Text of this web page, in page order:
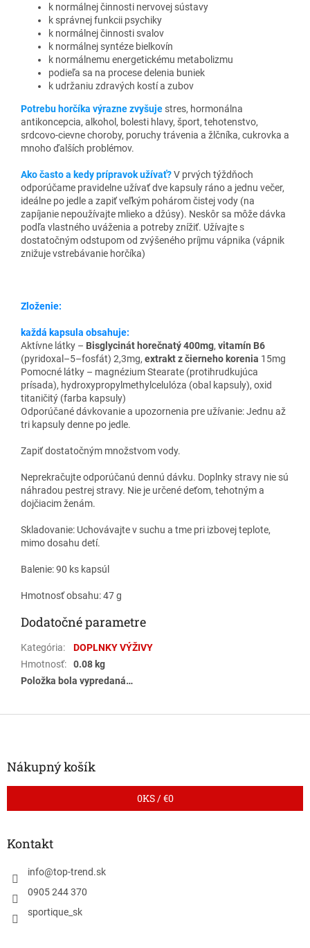
k normálnej činnosti nervovej sústavy
k správnej funkcii psychiky
k normálnej činnosti svalov
k normálnej syntéze bielkovín
k normálnemu energetickému metabolizmu
podieľa sa na procese delenia buniek
k udržaniu zdravých kostí a zubov
Potrebu horčíka výrazne zvyšuje stres, hormonálna
antikoncepcia, alkohol, bolesti hlavy, šport, tehotenstvo,
srdcovo-cievne choroby, poruchy trávenia a žlčníka, cukrovka a
mnoho ďalších problémov.
Ako často a kedy prípravok užívať?V prvých týždňoch
odporúčame pravidelne užívať dve kapsuly ráno a jednu večer,
ideálne po jedle a zapiť veľkým pohárom čistej vody (na
zapíjanie nepoužívajte mlieko a džúsy). Neskôr sa môže dávka
podľa vlastného uváženia a potreby znížiť. Užívajte s
dostatočným odstupom od zvýšeného príjmu vápnika (vápnik
znižuje vstrebávanie horčíka)
Zloženie:
každá kapsula obsahuje:
Aktívne látky – Bisglycinát horečnatý400mg, vitamín B6
(pyridoxal –5–fosfát) 2,3mg, extraktz čierneho korenia 15mg
Pomocné látky – magnéziumStearate (protihrudkujúca
prísada), hydroxypropylmethylcelulóza (obal kapsuly), oxid
titaničitý (farba kapsuly)
Odporúčanédávkovaniea upozornenia pre užívanie:Jednu až
tri kapsulydenne po jedle.
Zapiť dostatočným množstvomvody.
Neprekračujteodporúčanú dennú dávku. Doplnky stravy nie sú
náhradou pestrej stravy. Nie je určenédeťom, tehotnýma
dojčiacimženám.
Skladovanie: Uchovávajtev suchu a tme pri izbovejteplote,
mimo dosahu detí.
Balenie:90 ks kapsúl
Hmotnosť obsahu:47g
Dodatočné parametre
Kategória:
DOPLNKY VÝŽIVY
Hmotnosť:
0.08 kg
Položka bola vypredaná…
Z
Nákupný košík
0KS /€0
Kontakt
info@top-trend.sk
0905 244 370
sportique_sk